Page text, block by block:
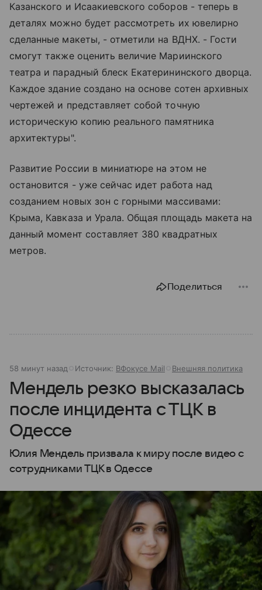
Казанского и Исаакиевского соборов - теперь в
деталях можно будет рассмотреть их ювелирно
сделанные макеты, - отметили на ВДНХ. - Гости
смогут также оценить величие Мариинского
театра и парадный блеск Екатерининского дворца.
Каждое здание создано на основе сотен архивных
чертежей и представляет собой точную
историческую копию реального памятника
архитектуры".
Развитие России в миниатюре на этом не
остановится - уже сейчас идет работа над
созданием новых зон с горными массивами:
Крыма, Кавказа и Урала. Общая площадь макета на
данный момент составляет 380 квадратных
метров.
Поделиться
58 минут назад Источник: ВФокусе Mail Внешняя политика
Мендель резко высказалась
после инцидента с ТЦК в
Одессе
Юлия Мендель призвала к миру после видео с
сотрудниками ТЦК в Одессе